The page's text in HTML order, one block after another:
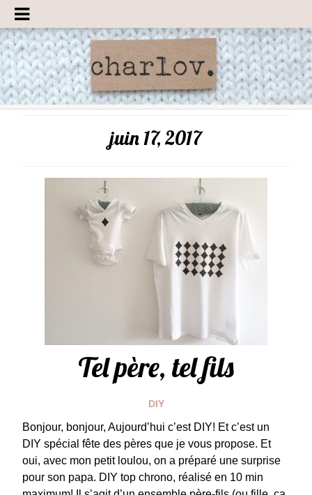
juin 17, 2017
Tel père, tel fils
DIY
Bonjour, bonjour, Aujourd’hui c’est DIY! Et c’est un
DIY spécial fête des pères que je vous propose. Et
oui, avec mon petit loulou, on a préparé une surprise
pour son papa. DIY top chrono, réalisé en 10 min